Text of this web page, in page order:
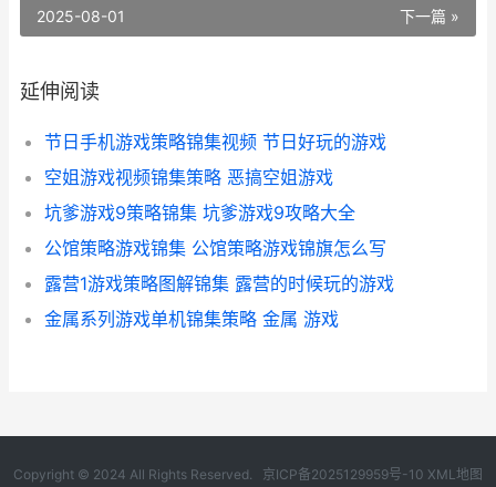
下一篇 »
2025-08-01
延伸阅读
节日手机游戏策略锦集视频 节日好玩的游戏
空姐游戏视频锦集策略 恶搞空姐游戏
坑爹游戏9策略锦集 坑爹游戏9攻略大全
公馆策略游戏锦集 公馆策略游戏锦旗怎么写
露营1游戏策略图解锦集 露营的时候玩的游戏
金属系列游戏单机锦集策略 金属 游戏
Copyright © 2024 All Rights Reserved. 京ICP备2025129959号-10 XML地图